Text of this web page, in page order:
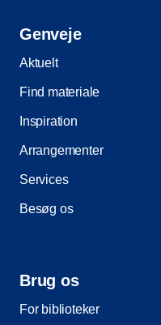
Genveje
Aktuelt
Find materiale
Inspiration
Arrangementer
Services
Besøg os
Brug os
For biblioteker